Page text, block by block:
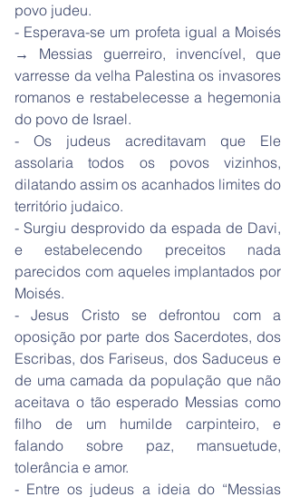
povo judeu.
- Esperava-se um profeta igual a Moisés
→ Messias guerreiro, invencível, que
varresse da velha Palestina os invasores
romanos e restabelecesse a hegemonia
do povo de Israel.
- Os judeus acreditavam que Ele
assolaria todos os povos vizinhos,
dilatando assim os acanhados limites do
território judaico.
- Surgiu desprovido da espada de Davi,
e estabelecendo preceitos nada
parecidos com aqueles implantados por
Moisés.
- Jesus Cristo se defrontou com a
oposição por parte dos Sacerdotes, dos
Escribas, dos Fariseus, dos Saduceus e
de uma camada da população que não
aceitava o tão esperado Messias como
filho de um humilde carpinteiro, e
falando sobre paz, mansuetude,
tolerância e amor.
- Entre os judeus a ideia do “Messias